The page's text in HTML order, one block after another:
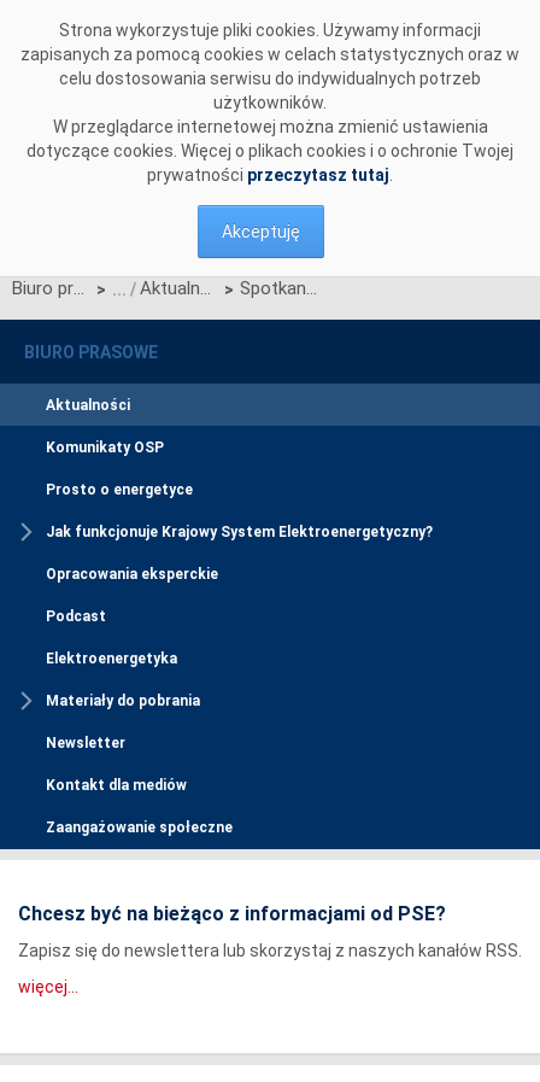
Strona wykorzystuje pliki cookies. Używamy informacji
zapisanych za pomocą cookies w celach statystycznych oraz w
celu dostosowania serwisu do indywidualnych potrzeb
użytkowników.
W przeglądarce internetowej można zmienić ustawienia
dotyczące cookies. Więcej o plikach cookies i o ochronie Twojej
prywatności przeczytasz tutaj
Akceptuję
Biuro prasowe > Aktualności > Spotkanie szkoleniowe poświęcone zmianom na rynku bilansującym
BIURO PRASOWE
Aktualności
Komunikaty OSP
Prosto o energetyce
Jak funkcjonuje Krajowy System Elektroenergetyczny?
Opracowania eksperckie
Podcast
Elektroenergetyka
Materiały do pobrania
Newsletter
Kontakt dla mediów
Zaangażowanie społeczne
Chcesz być na bieżąco z informacjami od PSE?
Zapisz się do newslettera lub skorzystaj z naszych kanałów RSS.
więcej...